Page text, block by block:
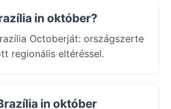
in október?
Octoberját: országszerte
regionális eltéréssel.
in október